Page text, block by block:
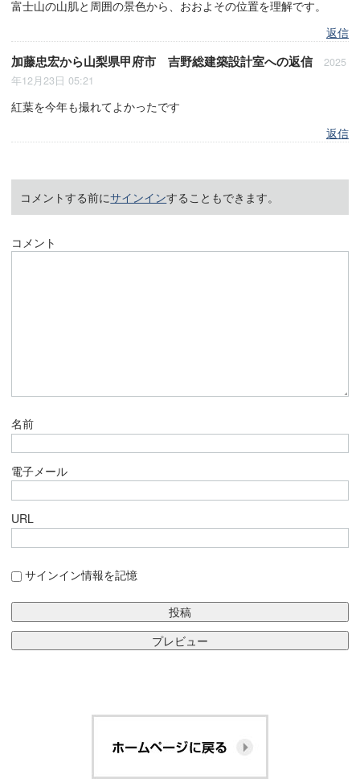
富士山の山肌と周囲の景色から、おおよその位置を理解です。
返信
加藤忠宏から山梨県甲府市 吉野総建築設計室への返信
2025
年12月23日 05:21
紅葉を今年も撮れてよかったです
返信
コメントする前にサインインすることもできます。
コメント
名前
電子メール
URL
サインイン情報を記憶